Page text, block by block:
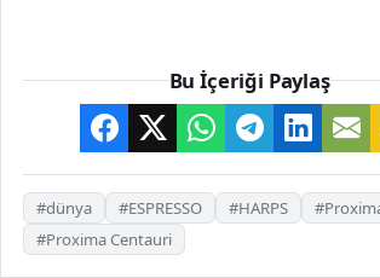
Bu İçeriği Paylaş
#dünya #ESPRESSO #HARPS
#Proxima Centauri